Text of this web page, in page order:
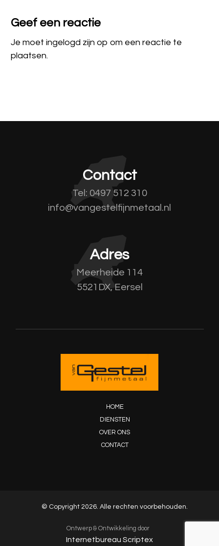
Geef een reactie
Je moetingelogd zijn op om een reactie te
plaatsen.
Contact
Tel: 0497 512 310
info@vangestelfijnmetaal.nl
Adres
Meerheide 114
5521DX, Eersel
HOME
DIENSTEN
OVER ONS
CONTACT
© Copyright 2026. Alle rechten voorbehouden.
Ontwerp & Ontwikkeling door
Internetbureau Scriptex